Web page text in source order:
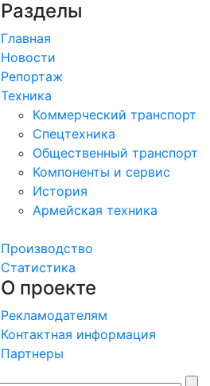
Разделы
Главная
Новости
Репортаж
Техника
Коммерческий транспорт
Спецтехника
Общественный транспорт
Компоненты и сервис
История
Армейская техника
Производство
Статистика
О проекте
Рекламодателям
Контактная информация
Партнеры